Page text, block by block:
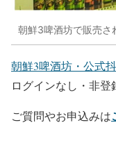
朝鮮3啤酒坊で販売さ
朝鮮3啤酒坊・公式
ログインなし・非登
ご質問やお申込みは